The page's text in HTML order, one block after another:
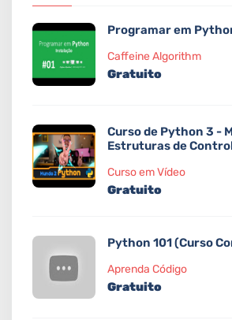
Programar em
Caffeine Algorithm
Gratuito
Curso de Python 3 -
Estruturas de
Curso em Vídeo
Gratuito
Python 101 (Curso
Aprenda Código
Gratuito